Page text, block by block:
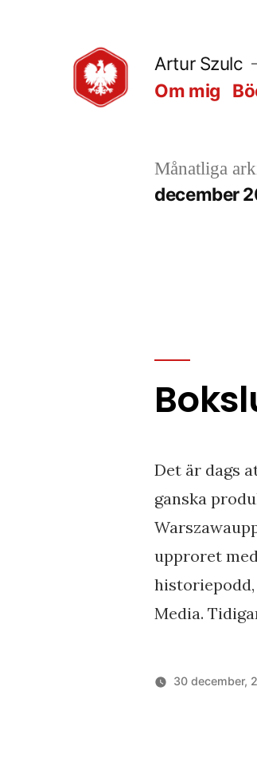
Artur Szulc
Om mig
Månatliga
december
Det är dags
ganska
upproret
Media.
30 december,